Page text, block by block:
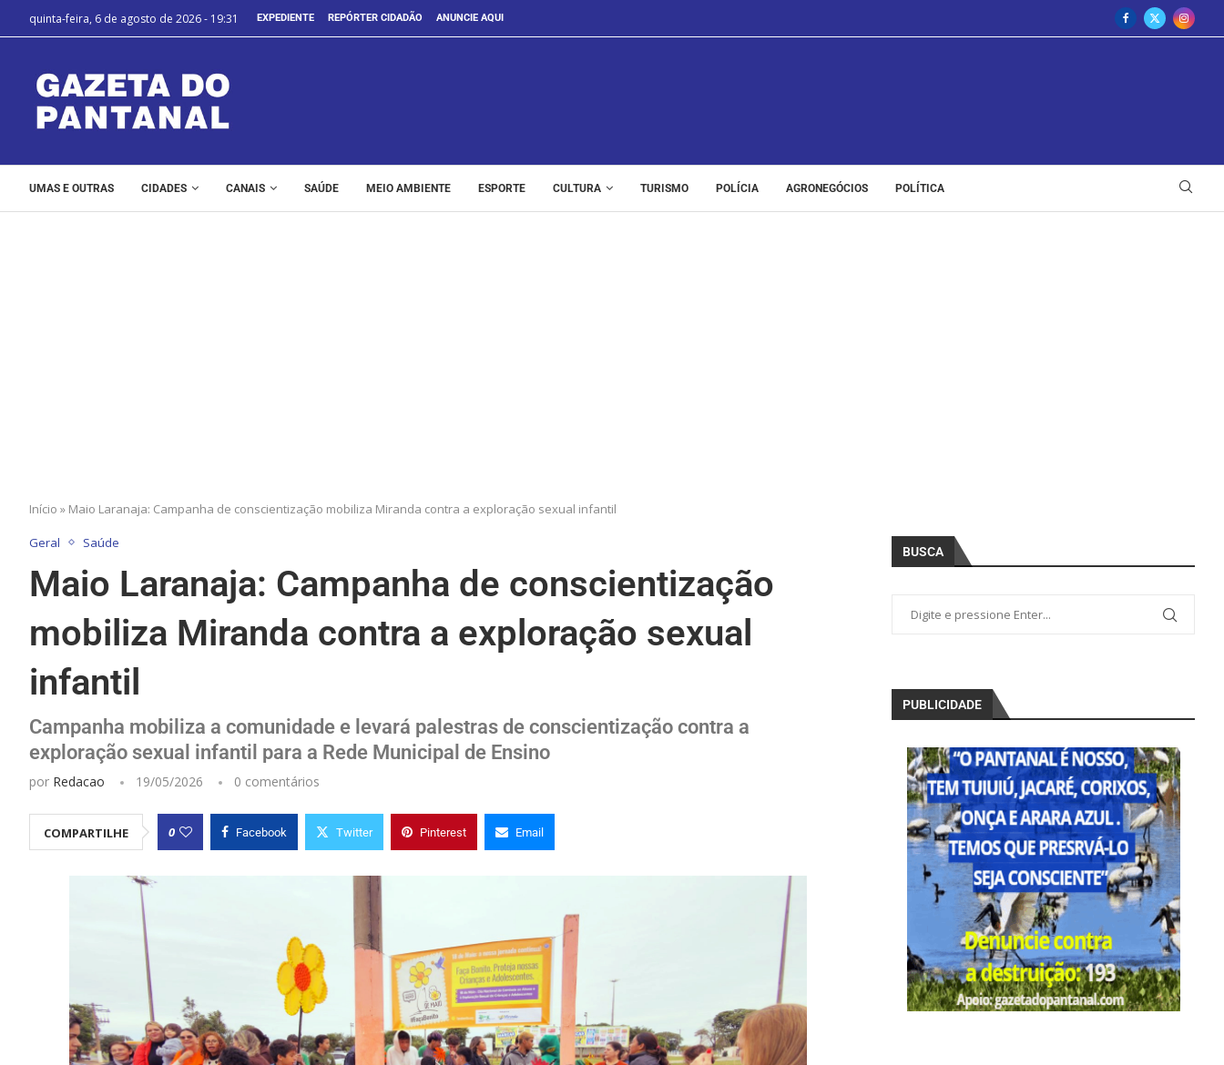
quinta-feira, 6 de agosto de 2026 - 19:31 EXPEDIENTE REPÓRTER CIDADÃO ANUNCIE AQUI
UMAS E OUTRAS CIDADES CANAIS SAÚDE MEIO AMBIENTE ESPORTE CULTURA TURISMO POLÍCIA AGRONEGÓCIOS POLÍTICA
Início » Maio Laranaja: Campanha de conscientização mobiliza Miranda contra a exploração sexual infantil
Geral Saúde
Maio Laranaja: Campanha de conscientização
mobiliza Miranda contra a exploração sexual
infantil
Campanha mobiliza a comunidade e levará palestras de conscientização contra a
exploração sexual infantil para a Rede Municipal de Ensino
por Redacao 19/05/2026 0 comentários
COMPARTILHE 0 Facebook Twitter Pinterest Email
BUSCA
PUBLICIDADE